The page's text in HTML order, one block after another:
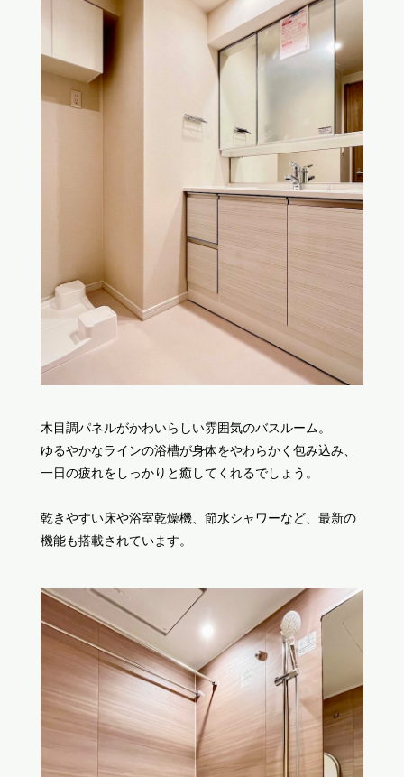
木目調パネルがかわいらしい雰囲気のバスルーム。
ゆるやかなラインの浴槽が身体をやわらかく包み込み、
一日の疲れをしっかりと癒してくれるでしょう。
乾きやすい床や浴室乾燥機、節水シャワーなど、最新の
機能も搭載されています。